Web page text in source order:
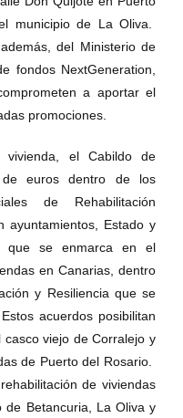
municipio de La Oliva.
del Ministerio de
fondos NextGeneration,
a aportar el
promociones.
el Cabildo de
de euros dentro de los
de Rehabilitación
ayuntamientos, Estado y
que se enmarca en el
en Canarias, dentro
y Resiliencia que se
acuerdos posibilitan
viejo de Corralejo y
de Puerto del Rosario.
de viviendas
de Betancuria, La Oliva y